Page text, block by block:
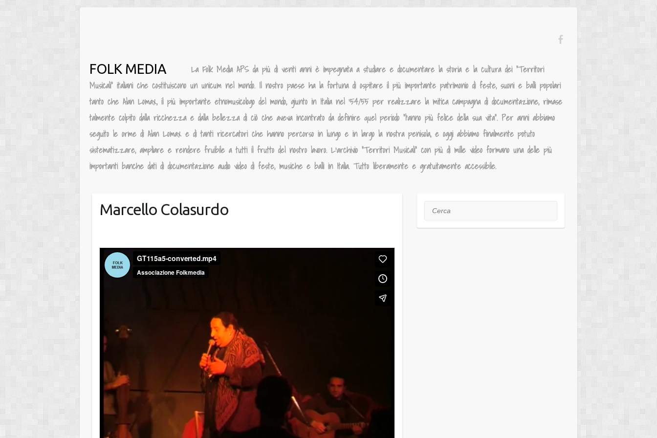
Salta
FOLK MEDIA
La Folk Media APS da più di venti anni è impegnata a studiare e documentare la storia e la cultura dei “Territori
Musicali” italiani che costituiscono un unicum nel mondo. Il nostro paese ha la fortuna di ospitare il più importante patrimonio di feste, suoni e balli popolari
tanto che Alan Lomax, il più importante etnomusicologo del mondo, giunto in Italia nel ‘54/55 per realizzare la mitica campagna di documentazione, rimase
talmente colpito dalla ricchezza e dalla bellezza di ciò che aveva incontrato da definire quel periodo “l’anno più felice della sua vita”. Per anni abbiamo
seguito le orme di Alan Lomax e di tanti ricercatori che hanno percorso in lungo e in largo la nostra penisola, e oggi abbiamo finalmente potuto
sistematizzare, ampliare e rendere fruibile a tutti il frutto del nostro lavoro. L’archivio “Territori Musicali” con più di mille video formano una delle più
importanti banche dati di documentazione audio video di feste, musiche e balli in Italia. Tutto liberamente e gratuitamente accessibile.
Marcello Colasurdo Cerca